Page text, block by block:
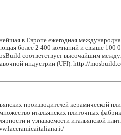
в Европе ежегодная
более 2 400 компаний и свыше 100
соответствует высочайшим
индустрии (UFI). http://
производителей керамической
итальянских плиточных
и узнаваемости итальянской